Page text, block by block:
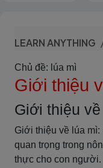
LEARN ANYTHING
Chủ đề: lúa mì
Giới thiệu
Giới thiệu
Giới thiệu về lúa mì:
quan trọng trong
thực cho con người.